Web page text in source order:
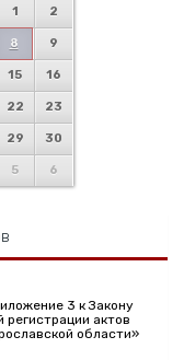
1 2
8 9
15 16
22 23
29 30
5 6
3 к Закону
актов
области»